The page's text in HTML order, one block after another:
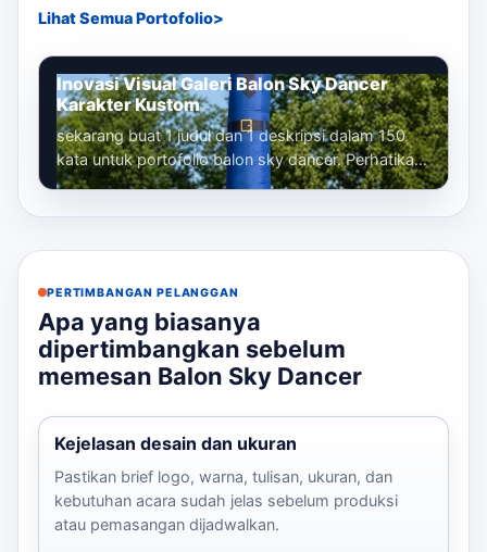
Lihat Semua Portofolio
Inovasi Visual Galeri Balon Sky Dancer
Karakter Kustom
sekarang buat 1 judul dan 1 deskripsi dalam 150
kata untuk portofolio balon sky dancer. Perhatikan
bahwa kita sudah membuat banyak...
PERTIMBANGAN PELANGGAN
Apa yang biasanya
dipertimbangkan sebelum
memesan Balon Sky Dancer
Kejelasan desain dan ukuran
Pastikan brief logo, warna, tulisan, ukuran, dan
kebutuhan acara sudah jelas sebelum produksi
atau pemasangan dijadwalkan.